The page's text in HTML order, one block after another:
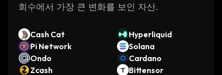
회수에서 가장 큰 변화를 보인 자산.
Cash Cat
Hyperliquid
Pi Network
Solana
Ondo
Cardano
Zcash
Bittensor